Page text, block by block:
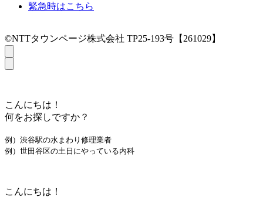
緊急時はこちら
©NTTタウンページ株式会社 TP25-193号【261029】
こんにちは！
何をお探しですか？
例）渋谷駅の水まわり修理業者
例）世田谷区の土日にやっている内科
こんにちは！